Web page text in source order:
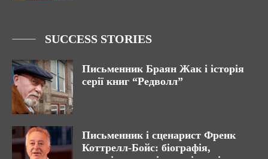
SUCCESS STORIES
Письменник Браян Жак і історія
серії книг “Редволл”
Письменник і сценарист Френк
Коттрелл-Бойс: біографія,